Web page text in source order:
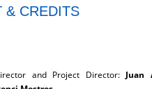
& CREDITS
and Project Director: Juan